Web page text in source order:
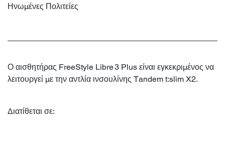
Ηνωμένες Πολιτείες
Ο αισθητήρας FreeStyle Libre 3 Plus είναι εγκεκριμένος να
λειτουργεί με την αντλία ινσουλίνης Tandem t:slim X2.
Διατίθεται σε: